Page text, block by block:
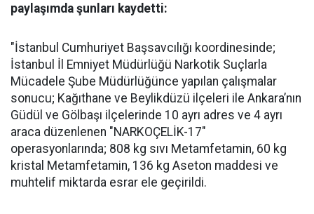
paylaşımda şunları kaydetti:
"İstanbul Cumhuriyet Başsavcılığı koordinesinde;
İstanbul İl Emniyet Müdürlüğü Narkotik Suçlarla
Mücadele Şube Müdürlüğünce yapılan çalışmalar
sonucu; Kağıthane ve Beylikdüzü ilçeleri ile Ankara’nın
Güdül ve Gölbaşı ilçelerinde 10 ayrı adres ve 4 ayrı
araca düzenlenen "NARKOÇELİK-17"
operasyonlarında; 808 kg sıvı Metamfetamin, 60 kg
kristal Metamfetamin, 136 kg Aseton maddesi ve
muhtelif miktarda esrar ele geçirildi.